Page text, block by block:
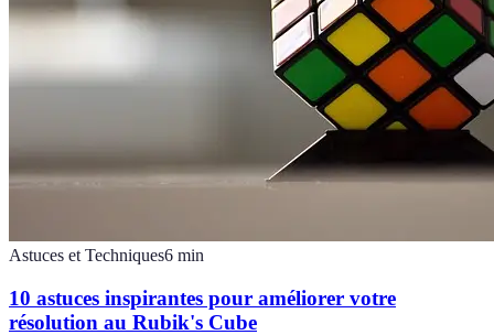
Astuces et Techniques6 min
10 astuces inspirantes pour améliorer votre
résolution au Rubik's Cube